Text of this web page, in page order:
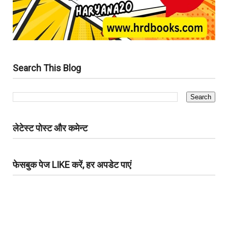
Search This Blog
लेटेस्ट पोस्ट और कमेन्ट
फेसबुक पेज LIKE करें, हर अपडेट पाएं